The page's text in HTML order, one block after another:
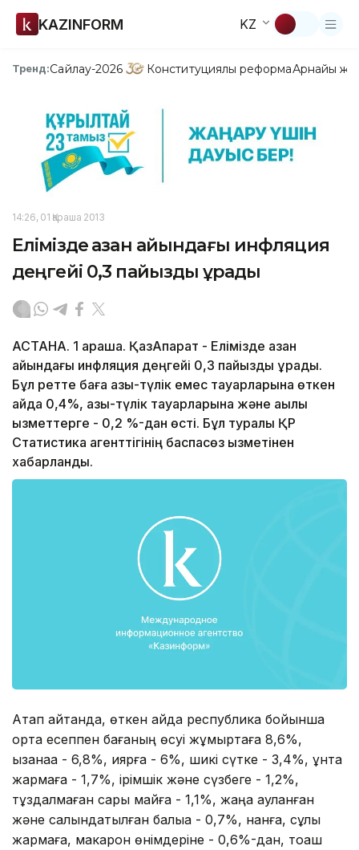
KAZINFORM KZ
Тренд:Сайлау-2026 Конституциялық реформаАрнайы
14:26, 01 Қараша 2013
Елімізде қазан айындағы инфляция
деңгейі 0,3 пайызды құрады
АСТАНА. 1 қараша. ҚазАқпарат - Елімізде қазан
айындағы инфляция деңгейі 0,3 пайызды құрады.
Бұл ретте баға азық-түлік емес тауарларына өткен
айда 0,4%, азық-түлік тауарларына және ақылы
қызметтерге - 0,2 %-дан өсті. Бұл туралы ҚР
Статистика агенттігінің баспасөз қызметінен
хабарланды.
Атап айтқанда, өткен айда республика бойынша
орта есеппен бағаның өсуі жұмыртқаға 8,6%,
қызанаққа - 6,8%, қиярға - 6%, шикі сүтке - 3,4%, ұнтақ
жармаға - 1,7%, ірімшік және сүзбеге - 1,2%,
тұздалмаған сары майға - 1,1%, жаңа ауланған
және салқындатылған балыққа - 0,7%, нанға, сұлы
жармаға, макарон өнімдеріне - 0,6%-дан, тоқаш